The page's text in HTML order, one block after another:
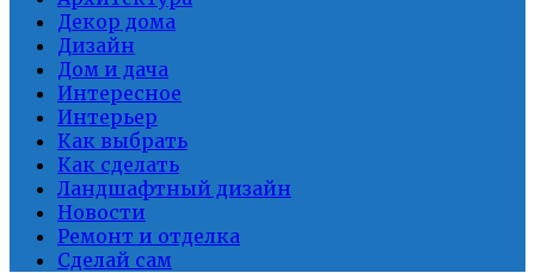
Декор дома
Дизайн
Дом и дача
Интересное
Интерьер
Как выбрать
Как сделать
Ландшафтный дизайн
Новости
Ремонт и отделка
Сделай сам